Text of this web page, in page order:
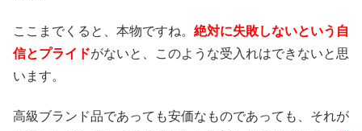
ここまでくると、本物ですね。 絶対に失敗しないという自
信とプライドがないと、このような受入れはできないと思
います。
高級ブランド品であっても安価なものであっても、それが